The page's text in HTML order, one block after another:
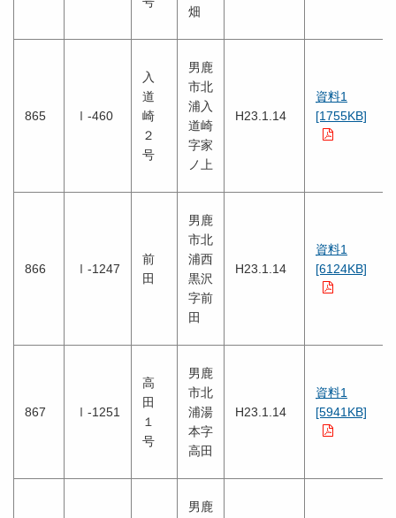
畑
865 Ⅰ-460
入
道
崎
２
号
男鹿
市北
浦入
道崎
字家
ノ上
H23.1.14
資料1
[1755KB]
866 Ⅰ-1247
前
田
男鹿
市北
浦西
黒沢
字前
田
H23.1.14
資料1
[6124KB]
867 Ⅰ-1251
高
田
１
号
男鹿
市北
浦湯
本字
高田
H23.1.14
資料1
[5941KB]
男鹿